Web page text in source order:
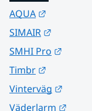
AQUA
SIMAIR
SMHI Pro
Timbr
Vinterväg
Väderlarm